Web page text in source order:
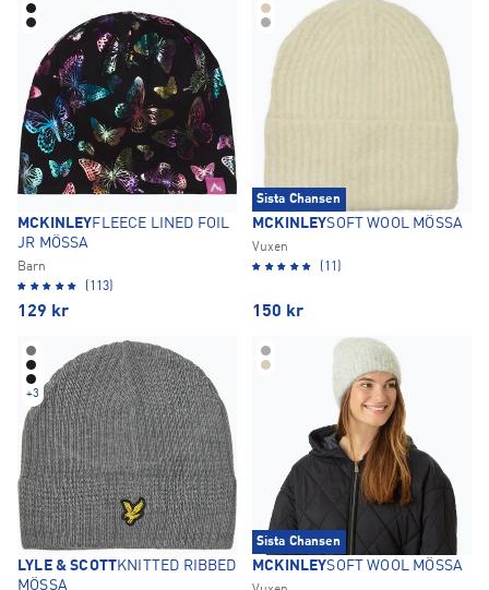
MCKINLEYFLEECE LINED FOIL
JR MÖSSA
Barn
(113)
129 kr
Sista Chansen
MCKINLEYSOFT WOOL MÖSSA
Vuxen
(11)
150 kr
+3
LYLE & SCOTTKNITTED RIBBED
MÖSSA
Sista Chansen
MCKINLEYSOFT WOOL MÖSSA